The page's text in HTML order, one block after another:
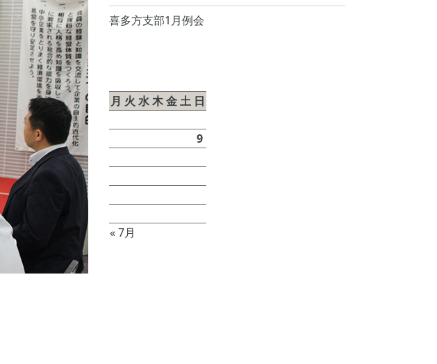
喜多方支部1月例会
月 火 水木金土 日
« 7月
9